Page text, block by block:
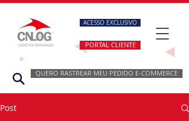
QUERO RASTREAR MEU PEDIDO E-COMMERCE
PORTAL CLIENTE
ACESSO EXCLUSIVO
Post